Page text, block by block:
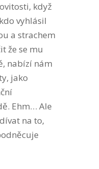
když
vyhlásil
a strachem
že se mu
nabízí nám
jako
Ehm… Ale
na to,